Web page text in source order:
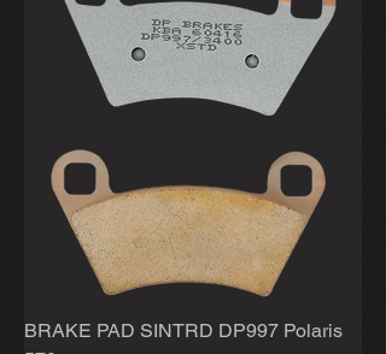
BRAKE PAD SINTRD DP997 Polaris